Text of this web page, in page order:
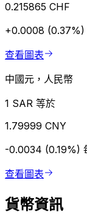
0.215865 CHF
+0.0008 (0.37%)
查看圖表
中國元，人民幣
1 SAR 等於
1.79999 CNY
-0.0034 (0.19%)
查看圖表
貨幣資訊